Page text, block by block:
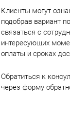
Клиенты могут
подобрав вариант
связаться с
интересующих
оплаты и сроках
Обратиться к
через форму